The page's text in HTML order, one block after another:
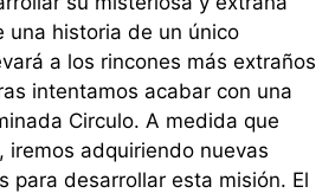
una historia de un único
a los rincones más extraños
intentamos acabar con una
Circulo. A medida que
iremos adquiriendo nuevas
para desarrollar esta misión. El